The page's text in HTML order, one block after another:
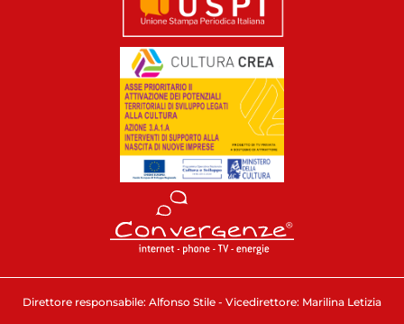
Direttore responsabile: Alfonso Stile - Vicedirettore: Marilina Letizia